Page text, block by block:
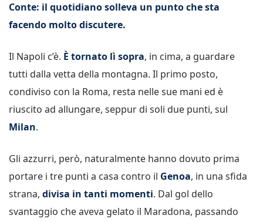
Conte: il quotidiano solleva un punto che sta
facendo molto discutere.
Il Napoli c’è. È tornato lì sopra, in cima, a guardare
tutti dalla vetta della montagna. Il primo posto,
condiviso con la Roma, resta nelle sue mani ed è
riuscito ad allungare, seppur di soli due punti, sul
Milan.
Gli azzurri, però, naturalmente hanno dovuto prima
portare i tre punti a casa contro il Genoa, in una sfida
strana, divisa in tanti momenti. Dal gol dello
svantaggio che aveva gelato il Maradona, passando